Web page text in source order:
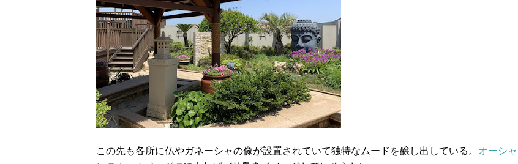
この先も各所に仏やガネーシャの像が設置されていて独特なムードを醸し出している。 オーシャ